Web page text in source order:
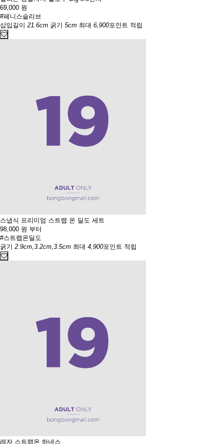
69,000 원
#페니스슬리브
삽입길이 21.6cm 굵기 5cm 최대 6,900포인트 적립
스냅식 프리미엄 스트랩 온 딜도 세트
98,000 원 부터
#스트랩온딜도
굵기 2.9cm,3.2cm,3.5cm 최대 4,900포인트 적립
레자 스트랩온 하네스